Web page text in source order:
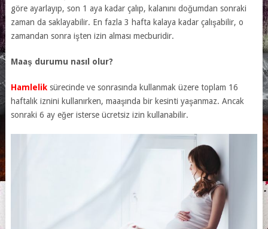
göre ayarlayıp, son 1 aya kadar çalıp, kalanını doğumdan sonraki
zaman da saklayabilir. En fazla 3 hafta kalaya kadar çalışabilir, o
zamandan sonra işten izin alması mecburidir.
Maaş durumu nasıl olur?
Hamleliksürecinde ve sonrasında kullanmak üzere toplam 16
haftalık iznini kullanırken, maaşında bir kesinti yaşanmaz. Ancak
sonraki 6 ay eğer isterse ücretsiz izin kullanabilir.